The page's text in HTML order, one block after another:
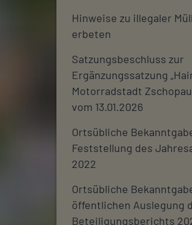
Hinweise zu illegaler
erbeten
Satzungsbeschluss zur
Ergänzungssatzung
Motorradstadt
vom 13.01.2026
Ortsübliche
Feststellung des
2022
Ortsübliche
öffentlichen Auslegung
Beteiligungsberichts